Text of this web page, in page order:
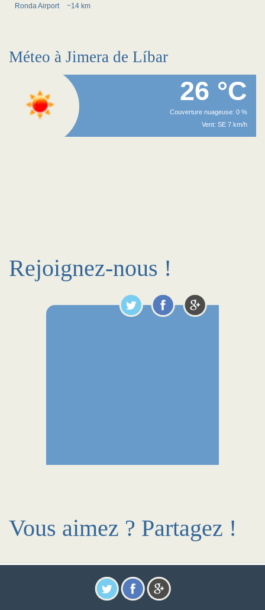
Ronda Airport
~14 km
Méteo à Jimera de Líbar
26 °C
Couverture nuageuse: 0 %
Vent: SE 7 km/h
Rejoignez-nous !
Vous aimez ? Partagez !